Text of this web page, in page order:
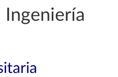
Ingeniería